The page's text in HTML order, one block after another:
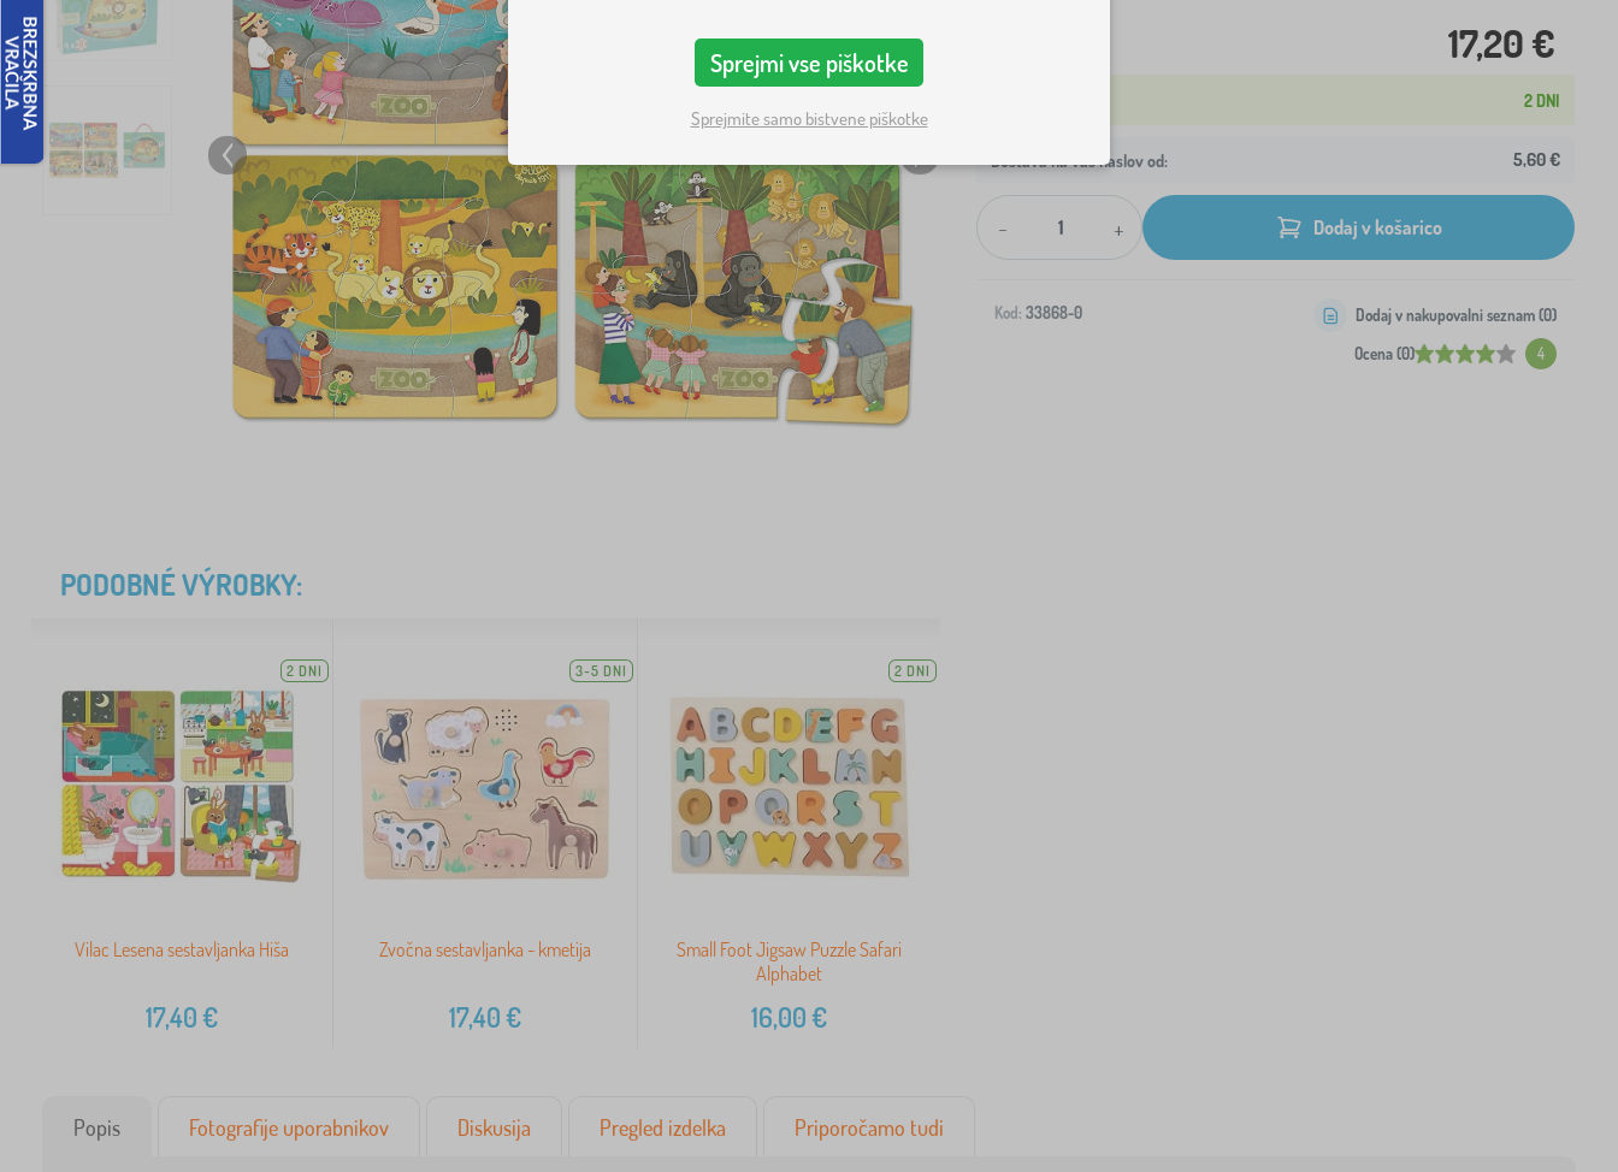
17,20 €
2 DNI
Dostava na vaš naslov od: 5,60 €
- + Dodaj v košarico
Kod: 33868-0
Ocena (0) 4
Dodaj v nakupovalni seznam (0)
PODOBNÉ VÝROBKY:
2 DNI
Vilac Lesena sestavljanka Hiša
17,40€
3-5 DNI
Zvočna sestavljanka - kmetija
17,40€
2 DNI
Small Foot Jigsaw Puzzle Safari
Alphabet
16,00€
Popis Fotografije uporabnikov Diskusija Pregled izdelka Priporočamo tudi
Sprejmi vse piškotke
Sprejmite samo bistvene piškotke